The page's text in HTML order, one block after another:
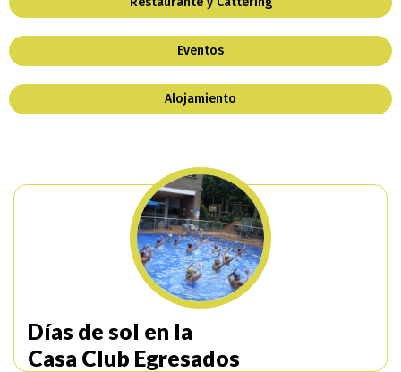
Eventos
Alojamiento
Días de sol en la
Casa Club Egresados